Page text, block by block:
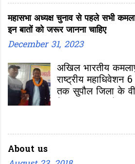
जमा-जमाया बिजनेस
नौकरी के पीछे भाग
टार्गेट पूरे करने के
पर दिन-रात आंखें
रहा है। अगर अपना
तो EMI के चक्कर में
गुलामी करने को
महासभा अध्यक्ष चुनाव से पहले सभी
इन बातों को जरूर जानना चाहिए
December 31, 2023
अखिल भारतीय
राष्ट्रीय
तक सुपौल जिला के
अखिल भारतीय
इस बैठक में मुख्य रूप
About us